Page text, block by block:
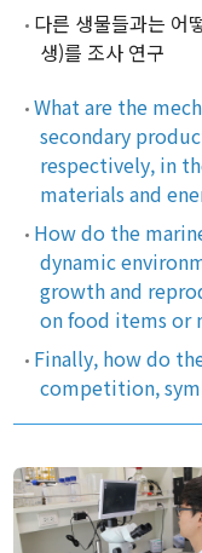
다른 생물들과는 어
생)를 조사 연구
What are the
secondary
respectively, in
materials and
How do the
dynamic
growth and
on food items or
Finally, how do
competition,
Our Benthos
Our Sea
Our Booklet
Boards
New
Public Articles
Seminars &
Academic
News Media
K-Benthos
Search